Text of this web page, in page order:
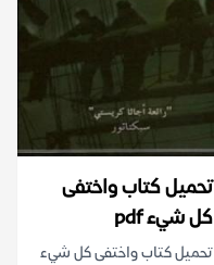
تحميل كتاب واختفى
كل شيء pdf
تحميل كتاب واختفى كل شيء